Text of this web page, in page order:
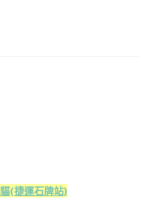
(捷運石牌站)